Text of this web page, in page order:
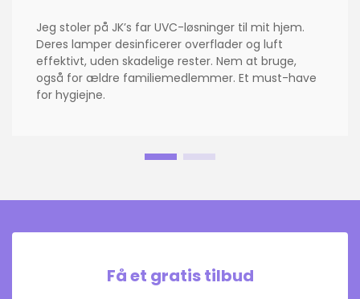
Jeg stoler på JK’s far UVC-løsninger til mit hjem.
Deres lamper desinficerer overflader og luft
effektivt, uden skadelige rester. Nem at bruge,
også for ældre familiemedlemmer. Et must-have
for hygiejne.
Få et gratis tilbud